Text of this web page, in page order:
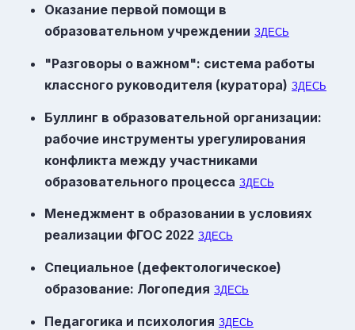
Оказание первой помощи в
образовательном учреждении ЗДЕСЬ
"Разговоры о важном": система работы
классного руководителя (куратора) ЗДЕСЬ
Буллинг в образовательной организации:
рабочие инструменты урегулирования
конфликта между участниками
образовательного процесса ЗДЕСЬ
Менеджмент в образовании в условиях
реализации ФГОС 2022 ЗДЕСЬ
Специальное (дефектологическое)
образование: Логопедия ЗДЕСЬ
Педагогика и психология ЗДЕСЬ